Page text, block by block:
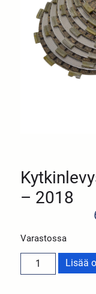
– 2018
Varastossa
Lisää